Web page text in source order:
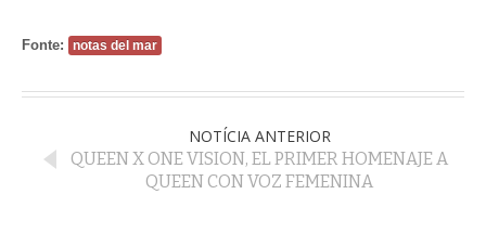
Fonte: notas del mar
NOTÍCIA ANTERIOR
QUEEN X ONE VISION, EL PRIMER HOMENAJE A
QUEEN CON VOZ FEMENINA